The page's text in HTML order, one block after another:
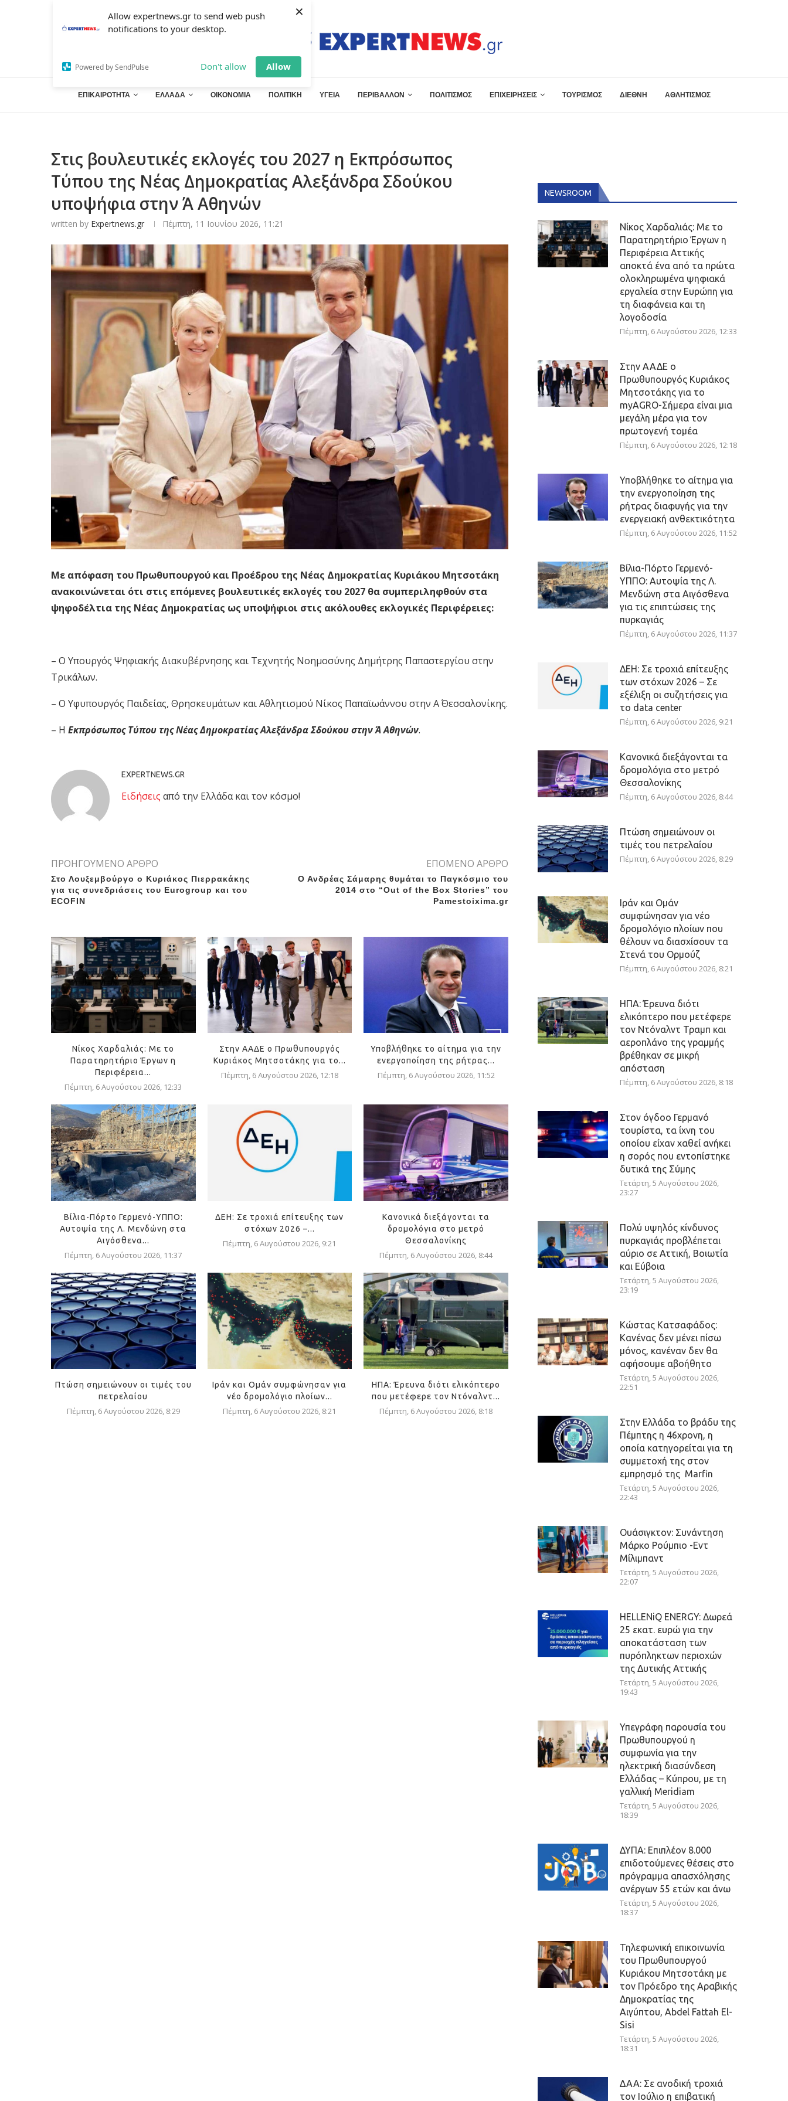
Allow expertnews.gr to send web push
notifications to your desktop.
Powered by SendPulse Don't allow Allow
×
ΕΠΙΚΑΙΡΟΤΗΤΑ ΕΛΛΑΔΑ ΟΙΚΟΝΟΜΙΑ ΠΟΛΙΤΙΚΗ ΥΓΕΙΑ ΠΕΡΙΒΑΛΛΟΝ ΠΟΛΙΤΙΣΜΟΣ ΕΠΙΧΕΙΡΗΣΕΙΣ ΤΟΥΡΙΣΜΟΣ ΔΙΕΘΝΗ ΑΘΛΗΤΙΣΜΟΣ
Στις βουλευτικές εκλογές του 2027 η Εκπρόσωπος
Τύπου της Νέας Δημοκρατίας Αλεξάνδρα Σδούκου
υποψήφια στην Ά Αθηνών
written by Expertnews.gr Πέμπτη, 11 Ιουνίου 2026, 11:21
Με απόφαση του Πρωθυπουργού και Προέδρου της Νέας Δημοκρατίας Κυριάκου Μητσοτάκη
ανακοινώνεται ότι στις επόμενες βουλευτικές εκλογές του 2027 θα συμπεριληφθούν στα
ψηφοδέλτια της Νέας Δημοκρατίας ως υποψήφιοι στις ακόλουθες εκλογικές Περιφέρειες:
– Ο Υπουργός Ψηφιακής Διακυβέρνησης και Τεχνητής Νοημοσύνης Δημήτρης Παπαστεργίου στην
Τρικάλων.
– Ο Υφυπουργός Παιδείας, Θρησκευμάτων και Αθλητισμού Νίκος Παπαϊωάννου στην Α΄ Θεσσαλονίκης.
– Η Εκπρόσωπος Τύπου της Νέας Δημοκρατίας Αλεξάνδρα Σδούκου στην Ά Αθηνών.
EXPERTNEWS.GR
Eιδήσεις από την Ελλάδα και τον κόσμο!
ΠΡΟΗΓΟΥΜΕΝΟ ΑΡΘΡΟ
Στο Λουξεμβούργο ο Κυριάκος Πιερρακάκης
για τις συνεδριάσεις του Eurogroup και του
ECOFIN
ΕΠΟΜΕΝΟ ΑΡΘΡΟ
Ο Ανδρέας Σάμαρης θυμάται το Παγκόσμιο του
2014 στο “Out of the Box Stories” του
Pamestoixima.gr
Νίκος Χαρδαλιάς: Με το
Παρατηρητήριο Έργων η
Περιφέρεια...
Πέμπτη, 6 Αυγούστου 2026, 12:33
Στην ΑΑΔΕ ο Πρωθυπουργός
Κυριάκος Μητσοτάκης για το...
Πέμπτη, 6 Αυγούστου 2026, 12:18
Υποβλήθηκε το αίτημα για την
ενεργοποίηση της ρήτρας...
Πέμπτη, 6 Αυγούστου 2026, 11:52
Βίλια-Πόρτο Γερμενό-ΥΠΠΟ:
Αυτοψία της Λ. Μενδώνη στα
Αιγόσθενα...
Πέμπτη, 6 Αυγούστου 2026, 11:37
ΔΕΗ: Σε τροχιά επίτευξης των
στόχων 2026 –...
Πέμπτη, 6 Αυγούστου 2026, 9:21
Κανονικά διεξάγονται τα
δρομολόγια στο μετρό
Θεσσαλονίκης
Πέμπτη, 6 Αυγούστου 2026, 8:44
Πτώση σημειώνουν οι τιμές του
πετρελαίου
Πέμπτη, 6 Αυγούστου 2026, 8:29
Ιράν και Ομάν συμφώνησαν για
νέο δρομολόγιο πλοίων...
Πέμπτη, 6 Αυγούστου 2026, 8:21
ΗΠΑ: Έρευνα διότι ελικόπτερο
που μετέφερε τον Ντόναλντ...
Πέμπτη, 6 Αυγούστου 2026, 8:18
NEWSROOM
Νίκος Χαρδαλιάς: Με το
Παρατηρητήριο Έργων η
Περιφέρεια Αττικής
αποκτά ένα από τα πρώτα
ολοκληρωμένα ψηφιακά
εργαλεία στην Ευρώπη για
τη διαφάνεια και τη
λογοδοσία
Πέμπτη, 6 Αυγούστου 2026, 12:33
Στην ΑΑΔΕ ο
Πρωθυπουργός Κυριάκος
Μητσοτάκης για το
myAGRO-Σήμερα είναι μια
μεγάλη μέρα για τον
πρωτογενή τομέα
Πέμπτη, 6 Αυγούστου 2026, 12:18
Υποβλήθηκε το αίτημα για
την ενεργοποίηση της
ρήτρας διαφυγής για την
ενεργειακή ανθεκτικότητα
Πέμπτη, 6 Αυγούστου 2026, 11:52
Βίλια-Πόρτο Γερμενό-
ΥΠΠΟ: Αυτοψία της Λ.
Μενδώνη στα Αιγόσθενα
για τις επιπτώσεις της
πυρκαγιάς
Πέμπτη, 6 Αυγούστου 2026, 11:37
ΔΕΗ: Σε τροχιά επίτευξης
των στόχων 2026 – Σε
εξέλιξη οι συζητήσεις για
το data center
Πέμπτη, 6 Αυγούστου 2026, 9:21
Κανονικά διεξάγονται τα
δρομολόγια στο μετρό
Θεσσαλονίκης
Πέμπτη, 6 Αυγούστου 2026, 8:44
Πτώση σημειώνουν οι
τιμές του πετρελαίου
Πέμπτη, 6 Αυγούστου 2026, 8:29
Ιράν και Ομάν
συμφώνησαν για νέο
δρομολόγιο πλοίων που
θέλουν να διασχίσουν τα
Στενά του Ορμούζ
Πέμπτη, 6 Αυγούστου 2026, 8:21
ΗΠΑ: Έρευνα διότι
ελικόπτερο που μετέφερε
τον Ντόναλντ Τραμπ και
αεροπλάνο της γραμμής
βρέθηκαν σε μικρή
απόσταση
Πέμπτη, 6 Αυγούστου 2026, 8:18
Στον όγδοο Γερμανό
τουρίστα, τα ίχνη του
οποίου είχαν χαθεί ανήκει
η σορός που εντοπίστηκε
δυτικά της Σύμης
Τετάρτη, 5 Αυγούστου 2026,
23:27
Πολύ υψηλός κίνδυνος
πυρκαγιάς προβλέπεται
αύριο σε Αττική, Βοιωτία
και Εύβοια
Τετάρτη, 5 Αυγούστου 2026,
23:19
Κώστας Κατσαφάδος:
Κανένας δεν μένει πίσω
μόνος, κανέναν δεν θα
αφήσουμε αβοήθητο
Τετάρτη, 5 Αυγούστου 2026,
22:51
Στην Ελλάδα το βράδυ της
Πέμπτης η 46χρονη, η
οποία κατηγορείται για τη
συμμετοχή της στον
εμπρησμό της Marfin
Τετάρτη, 5 Αυγούστου 2026,
22:43
Ουάσιγκτον: Συνάντηση
Μάρκο Ρούμπιο -Εντ
Μίλιμπαντ
Τετάρτη, 5 Αυγούστου 2026,
22:07
HELLENiQ ENERGY: Δωρεά
25 εκατ. ευρώ για την
αποκατάσταση των
πυρόπληκτων περιοχών
της Δυτικής Αττικής
Τετάρτη, 5 Αυγούστου 2026,
19:43
Υπεγράφη παρουσία του
Πρωθυπουργού η
συμφωνία για την
ηλεκτρική διασύνδεση
Ελλάδας – Κύπρου, με τη
γαλλική Meridiam
Τετάρτη, 5 Αυγούστου 2026,
18:39
ΔΥΠΑ: Επιπλέον 8.000
επιδοτούμενες θέσεις στο
πρόγραμμα απασχόλησης
ανέργων 55 ετών και άνω
Τετάρτη, 5 Αυγούστου 2026,
18:37
Τηλεφωνική επικοινωνία
του Πρωθυπουργού
Κυριάκου Μητσοτάκη με
τον Πρόεδρο της Αραβικής
Δημοκρατίας της
Αιγύπτου, Abdel Fattah El-
Sisi
Τετάρτη, 5 Αυγούστου 2026,
18:31
ΔΑΑ: Σε ανοδική τροχιά
τον Ιούλιο η επιβατική